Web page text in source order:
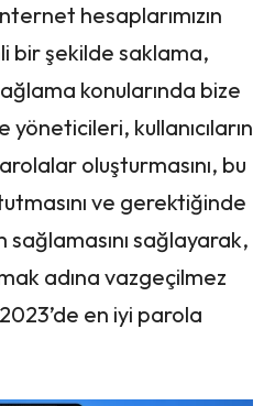
hesaplarımızın
bir şekilde saklama,
konularında bize
yöneticileri, kullanıcıların
oluşturmasını, bu
ve gerektiğinde
sağlamasını sağlayarak,
adına vazgeçilmez
en iyi parola